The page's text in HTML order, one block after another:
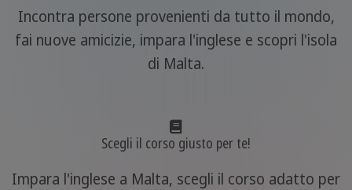
Incontra persone provenienti da tutto il mondo,
fai nuove amicizie, impara l'inglese e scopri l'isola
di Malta.
Scegli il corso giusto per te!
Impara l'inglese a Malta, scegli il corso adatto per